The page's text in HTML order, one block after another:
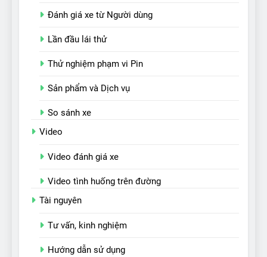
Đánh giá xe từ Người dùng
Lần đầu lái thử
Thử nghiệm phạm vi Pin
Sản phẩm và Dịch vụ
So sánh xe
Video
Video đánh giá xe
Video tình huống trên đường
Tài nguyên
Tư vấn, kinh nghiệm
Hướng dẫn sử dụng